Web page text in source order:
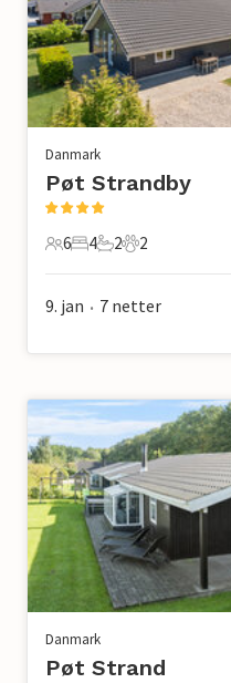
Danmark
Pøt Strandby
6 Gjester
6
4 Soverom
4
2 Bad
2
2 Kjæledyr
2
9. jan • 7 netter
Danmark
Pøt Strand